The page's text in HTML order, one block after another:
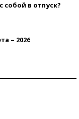
в отпуск?
– 2026